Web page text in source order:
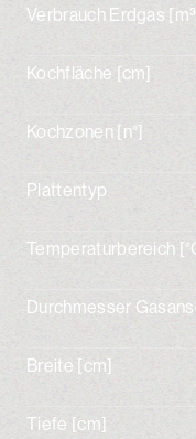
Verbrauch Erdgas
Kochfläche [cm]
Kochzonen [n°]
Plattentyp
Temperaturbereich
Durchmesser
Breite [cm]
Tiefe [cm]